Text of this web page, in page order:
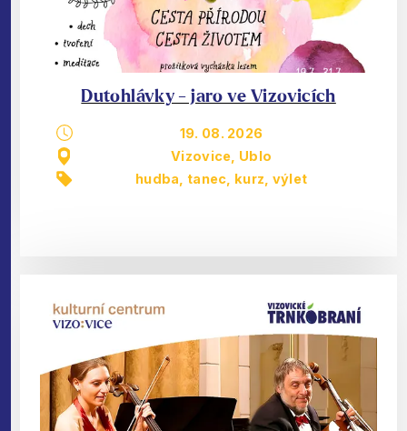
Dutohlávky - jaro ve Vizovicích
19. 08. 2026
Vizovice, Ublo
hudba, tanec kurz výlet